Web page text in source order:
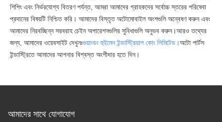
শিপিং এবং নির্ভরযোগ্য বিতরণ পর্যন্ত, আমরা আমাদের গ্রাহকদের সর্বোচ্চ স্তরের পরিষেবা
প্রদানের বিষয়টি নিশ্চিত করি। আমাদের বিস্তৃত অটোমোবাইল অংশগুলি অন্বেষণ করুন এবং
আমাদের নিরবচ্ছিন্ন সরবরাহ চেইন অপারেশনগুলির সুবিধাগুলি অনুভব করুন।আরও তথ্যের
জন্য, আমাদের ওয়েবসাইট দেখুনঃগুয়াংডং হুইমেন ইন্ডাস্ট্রিয়াল কোং লিমিটেড।অটো পার্টস
ইন্ডাস্ট্রিতে আমাদের আপনার বিশ্বস্ত অংশীদার হতে দিন।
আমাদের সাথে যোগাযোগ